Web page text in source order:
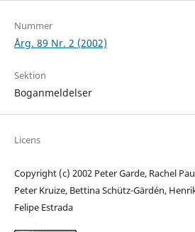
Nummer
Årg. 89 Nr. 2 (2002)
Sektion
Boganmeldelser
Licens
Copyright (c) 2002 Peter Garde, Rachel
Peter Kruize, Bettina Schütz-Gärdén,
Felipe Estrada